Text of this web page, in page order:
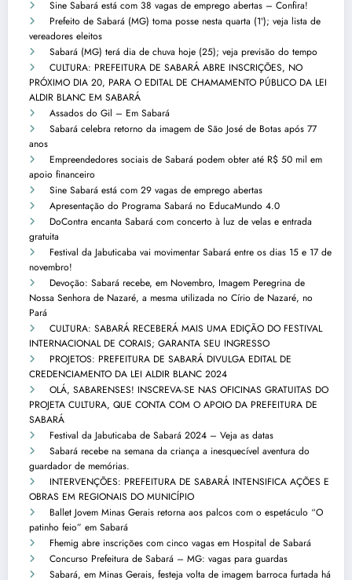
Sine Sabará está com 38 vagas de emprego abertas – Confira!
Prefeito de Sabará (MG) toma posse nesta quarta (1º); veja lista de
vereadores eleitos
Sabará (MG) terá dia de chuva hoje (25); veja previsão do tempo
CULTURA: PREFEITURA DE SABARÁ ABRE INSCRIÇÕES, NO
PRÓXIMO DIA 20, PARA O EDITAL DE CHAMAMENTO PÚBLICO DA LEI
ALDIR BLANC EM SABARÁ
Assados do Gil – Em Sabará
Sabará celebra retorno da imagem de São José de Botas após 77
anos
Empreendedores sociais de Sabará podem obter até R$ 50 mil em
apoio financeiro
Sine Sabará está com 29 vagas de emprego abertas
Apresentação do Programa Sabará no EducaMundo 4.0
DoContra encanta Sabará com concerto à luz de velas e entrada
gratuita
Festival da Jabuticaba vai movimentar Sabará entre os dias 15 e 17 de
novembro!
Devoção: Sabará recebe, em Novembro, Imagem Peregrina de
Nossa Senhora de Nazaré, a mesma utilizada no Círio de Nazaré, no
Pará
CULTURA: SABARÁ RECEBERÁ MAIS UMA EDIÇÃO DO FESTIVAL
INTERNACIONAL DE CORAIS; GARANTA SEU INGRESSO
PROJETOS: PREFEITURA DE SABARÁ DIVULGA EDITAL DE
CREDENCIAMENTO DA LEI ALDIR BLANC 2024
OLÁ, SABARENSES! INSCREVA-SE NAS OFICINAS GRATUITAS DO
PROJETA CULTURA, QUE CONTA COM O APOIO DA PREFEITURA DE
SABARÁ
Festival da Jabuticaba de Sabará 2024 – Veja as datas
Sabará recebe na semana da criança a inesquecível aventura do
guardador de memórias.
INTERVENÇÕES: PREFEITURA DE SABARÁ INTENSIFICA AÇÕES E
OBRAS EM REGIONAIS DO MUNICÍPIO
Ballet Jovem Minas Gerais retorna aos palcos com o espetáculo “O
patinho feio” em Sabará
Fhemig abre inscrições com cinco vagas em Hospital de Sabará
Concurso Prefeitura de Sabará – MG: vagas para guardas
Sabará, em Minas Gerais, festeja volta de imagem barroca furtada há